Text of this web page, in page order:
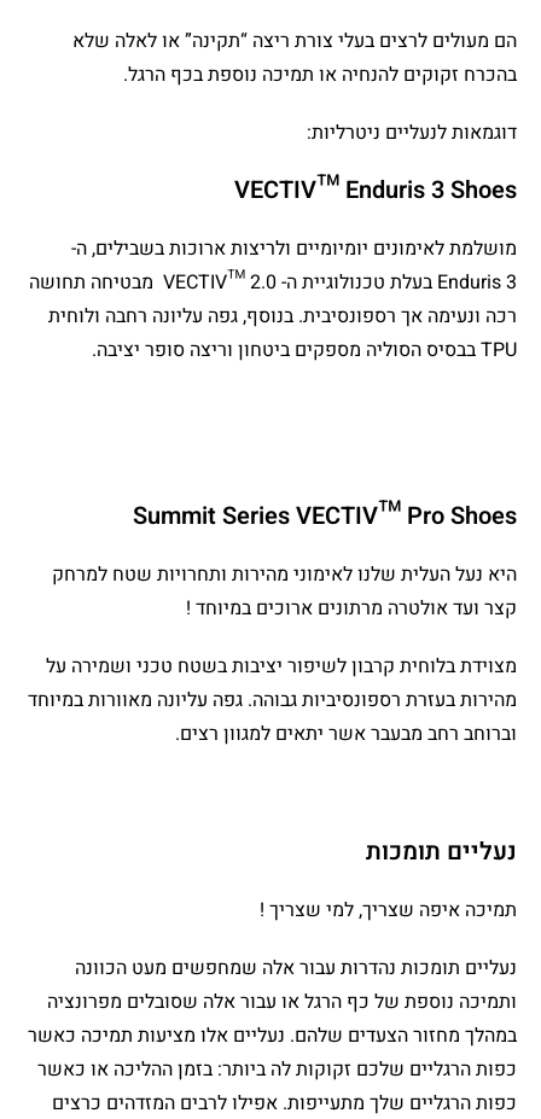
הם מעולים לרצים בעלי צורת ריצה “תקינה” או לאלה שלא
בהכרח זקוקים להנחיה או תמיכה נוספת בכף הרגל.
דוגמאות לנעליים ניטרליות:
VECTIV™ Enduris 3 Shoes
מושלמת לאימונים יומיומיים ולריצות ארוכות בשבילים, ה-
Enduris 3 בעלת טכנולוגיית ה- VECTIV™ 2.0 מבטיחה תחושה
רכה ונעימה אך רספונסיבית. בנוסף, גפה עליונה רחבה ולוחית
TPU בבסיס הסוליה מספקים ביטחון וריצה סופר יציבה.
Summit Series VECTIV™ Pro Shoes
היא נעל העלית שלנו לאימוני מהירות ותחרויות שטח למרחק
קצר ועד אולטרה מרתונים ארוכים במיוחד !
מצוידת בלוחית קרבון לשיפור יציבות בשטח טכני ושמירה על
מהירות בעזרת רספונסיביות גבוהה. גפה עליונה מאוורות במיוחד
וברוחב רחב מבעבר אשר יתאים למגוון רצים.
נעליים תומכות
תמיכה איפה שצריך, למי שצריך !
נעליים תומכות נהדרות עבור אלה שמחפשים מעט הכוונה
ותמיכה נוספת של כף הרגל או עבור אלה שסובלים מפרונציה
במהלך מחזור הצעדים שלהם. נעליים אלו מציעות תמיכה כאשר
כפות הרגליים שלכם זקוקות לה ביותר: בזמן ההליכה או כאשר
כפות הרגליים שלך מתעייפות. אפילו לרבים המזדהים כרצים